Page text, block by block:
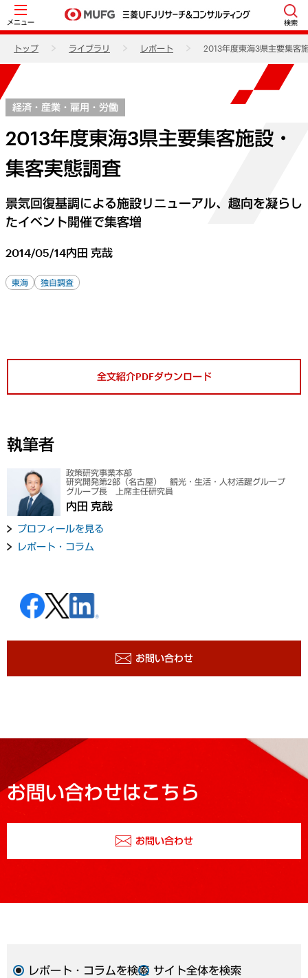
メニュー 検索
トップ ライブラリ レポート 2013年度東海3県主要集客
経済・産業・雇用・労働
2013年度東海3県主要集客施設・
集客実態調査
景気回復基調による施設リニューアル、趣向を凝らし
たイベント開催で集客増
2014/05/14内田 克哉
東海 独自調査
全文紹介PDFダウンロード
執筆者
政策研究事業本部
研究開発第2部（名古屋） 観光・生活・人材活躍グループ
グループ長 上席主任研究員
内田 克哉
プロフィールを見る
レポート・コラム
お問い合わせ
お問い合わせはこちら
お問い合わせ
レポート・コラムを検索 サイト全体を検索